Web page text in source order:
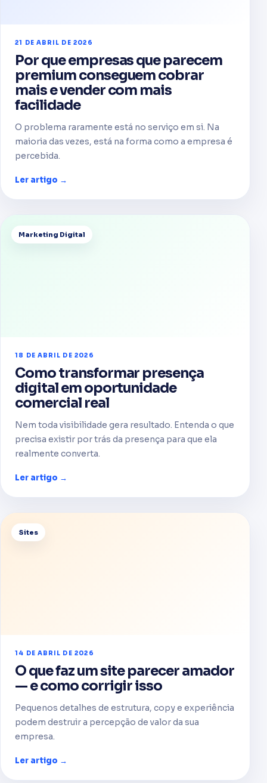
21 DE ABRIL DE 2026
Por que empresas que parecem
premium conseguem cobrar
mais e vender com mais
facilidade
O problema raramente está no serviço em si. Na
maioria das vezes, está na forma como a empresa é
percebida.
Ler artigo →
Marketing Digital
18 DE ABRIL DE 2026
Como transformar presença
digital em oportunidade
comercial real
Nem toda visibilidade gera resultado. Entenda o que
precisa existir por trás da presença para que ela
realmente converta.
Ler artigo →
Sites
14 DE ABRIL DE 2026
O que faz um site parecer amador
— e como corrigir isso
Pequenos detalhes de estrutura, copy e experiência
podem destruir a percepção de valor da sua
empresa.
Ler artigo →